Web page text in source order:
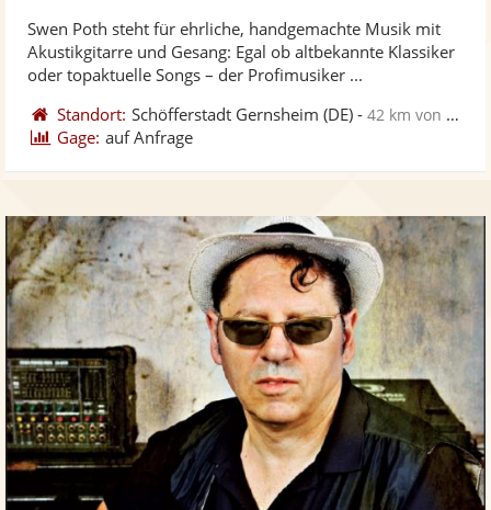
Fotos
5
Swen Poth steht für ehrliche, handgemachte Musik mit
Akustikgitarre und Gesang: Egal ob altbekannte Klassiker
oder topaktuelle Songs – der Profimusiker ...
Standort: Schöfferstadt Gernsheim (DE) -42 km von Offenbach am Main
Gage: auf Anfrage